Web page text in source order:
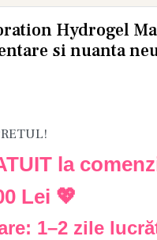
Hydrogel
si nuanta
la
Lei 💖
1–2 zile